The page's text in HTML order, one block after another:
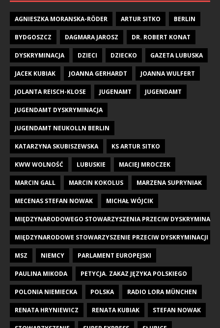
AGNIESZKA MORANSKA-RÖDER ARTUR SITKO BERLIN
BYDGOSZCZ DAGMARA JAROSZ DR. ROBERT KONAT
DYSKRYMINACJA DZIECI DZIECKO GAZETA LUBUSKA
JACEK KUBIAK JOANNA GERHARDT JOANNA WULFERT
JOLANTA REISCH-KLOSE JUGENAMT JUGENDAMT
JUGENDAMT DYSKRYMINACJA
JUGENDAMT NEUKOLLN BERLIN
KATARZYNA SKUBISZEWSKA KS ARTUR SITKO
KWW WOLNOŚĆ LUBUSKIE MACIEJ MROCZEK
MARCIN GALL MARCIN KOKOLUS MARZENA SUPRYNIAK
MECENAS STEFAN NOWAK MICHAŁ WÓJCIK
MIĘDZYNARODOWEGO STOWARZYSZENIA PRZECIW
MIĘDZYNARODOWE STOWARZYSZENIE PRZECIW DYSKRYMINACJI
MSZ NIEMCY PARLAMENT EUROPEJSKI
PAULINA MIKODA PETYCJA. ZAKAZ JĘZYKA POLSKIEGO
POLONIA NIEMIECKA POLSKA RADIO LORA MÜNCHEN
RENATA HRYNIEWICZ RENATA KUBIAK STEFAN NOWAK